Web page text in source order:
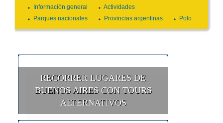
Información general
Actividades
Parques nacionales
Provincias argentinas Polo
RECORRER LUGARES DE
BUENOS AIRES CON TOURS
ALTERNATIVOS